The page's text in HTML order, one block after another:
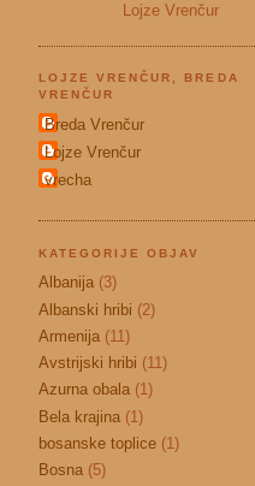
Lojze Vrenčur
LOJZE VRENČUR, BREDA
VRENČUR
Breda Vrenčur
Lojze Vrenčur
vrecha
KATEGORIJE OBJAV
Albanija (3)
Albanski hribi (2)
Armenija (11)
Avstrijski hribi (11)
Azurna obala (1)
Bela krajina (1)
bosanske toplice (1)
Bosna (5)